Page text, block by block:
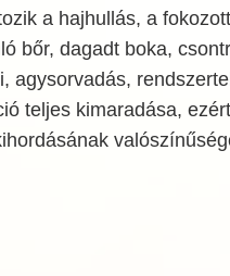
a hajhullás, a
bőr, dagadt boka,
agysorvadás,
teljes kimaradása,